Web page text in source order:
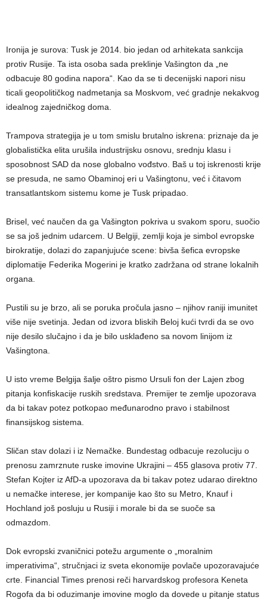
Ironija je surova: Tusk je 2014. bio jedan od arhitekata sankcija
protiv Rusije. Ta ista osoba sada preklinje Vašington da „ne
odbacuje 80 godina napora“. Kao da se ti decenijski napori nisu
ticali geopolitičkog nadmetanja sa Moskvom, već gradnje nekakvog
idealnog zajedničkog doma.
Trampova strategija je u tom smislu brutalno iskrena: priznaje da je
globalistička elita urušila industrijsku osnovu, srednju klasu i
sposobnost SAD da nose globalno vođstvo. Baš u toj iskrenosti krije
se presuda, ne samo Obaminoj eri u Vašingtonu, već i čitavom
transatlantskom sistemu kome je Tusk pripadao.
Brisel, već naučen da ga Vašington pokriva u svakom sporu, suočio
se sa još jednim udarcem. U Belgiji, zemlji koja je simbol evropske
birokratije, dolazi do zapanjujuće scene: bivša šefica evropske
diplomatije Federika Mogerini je kratko zadržana od strane lokalnih
organa.
Pustili su je brzo, ali se poruka pročula jasno – njihov raniji imunitet
više nije svetinja. Jedan od izvora bliskih Beloj kući tvrdi da se ovo
nije desilo slučajno i da je bilo usklađeno sa novom linijom iz
Vašingtona.
U isto vreme Belgija šalje oštro pismo Ursuli fon der Lajen zbog
pitanja konfiskacije ruskih sredstava. Premijer te zemlje upozorava
da bi takav potez potkopao međunarodno pravo i stabilnost
finansijskog sistema.
Sličan stav dolazi i iz Nemačke. Bundestag odbacuje rezoluciju o
prenosu zamrznute ruske imovine Ukrajini – 455 glasova protiv 77.
Stefan Kojter iz AfD-a upozorava da bi takav potez udarao direktno
u nemačke interese, jer kompanije kao što su Metro, Knauf i
Hochland još posluju u Rusiji i morale bi da se suoče sa
odmazdom.
Dok evropski zvaničnici potežu argumente o „moralnim
imperativima“, stručnjaci iz sveta ekonomije povlače upozoravajuće
crte. Financial Times prenosi reči harvardskog profesora Keneta
Rogofa da bi oduzimanje imovine moglo da dovede u pitanje status